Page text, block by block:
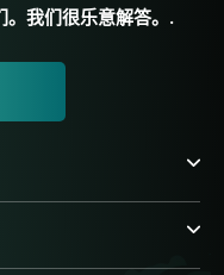
。我们很乐意解答。.